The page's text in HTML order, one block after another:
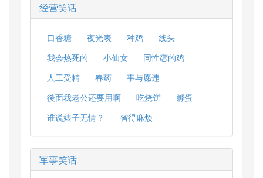
经营笑话
口香糖 夜光表 种鸡
线头
我会热死的
小仙女
同性恋的鸡
人工受精
春药
事与愿违
後面我老公还要用啊
吃烧饼
孵蛋
谁说婊子无情？
省得麻烦
军事笑话